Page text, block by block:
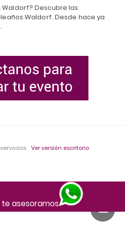
Descubre las
Waldorf. Desde hace ya
Ver versión escritorio
asesoramos